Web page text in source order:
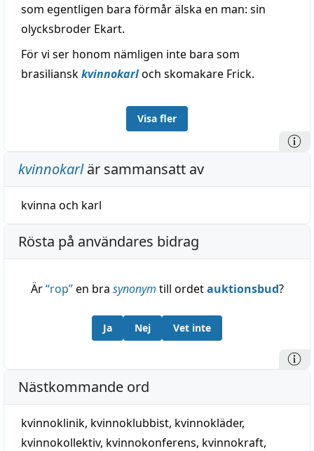
som egentligen bara förmår älska en man: sin
olycksbroder Ekart.
För vi ser honom nämligen inte bara som
brasilianskkvinnokarloch skomakare Frick.
Visa fler
kvinnokarlär sammansatt av
kvinna och karl
Rösta på användares bidrag
Är“rop”en bra synonym till ordetauktionsbud?
Ja Nej Vet inte
Nästkommande ord
kvinnoklinik, kvinnoklubbist, kvinnokläder,
kvinnokollektiv, kvinnokonferens, kvinnokraft,